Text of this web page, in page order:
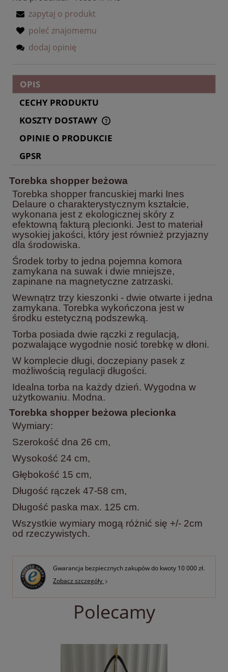
zapytaj o produkt
poleć znajomemu
dodaj opinię
OPIS
CECHY PRODUKTU
KOSZTY DOSTAWY
CENA NIE ZAWIERA EWENTUALNYCH KOSZTÓW
PŁATNOŚCI
OPINIE O PRODUKCIE
GPSR
Torebka shopper beżowa
Torebka shopper francuskiej marki Ines
Delaure o charakterystycznym kształcie,
wykonana jest z ekologicznej skóry z
efektowną fakturą plecionki. Jest to materiał
wysokiej jakości, który jest również przyjazny
dla środowiska.
Środek torby to jedna pojemna komora
zamykana na suwak i dwie mniejsze,
zapinane na magnetyczne zatrzaski.
Wewnątrz trzy kieszonki - dwie otwarte i jedna
zamykana. Torebka wykończona jest w
środku estetyczną podszewką.
Torba posiada dwie rączki z regulacją,
pozwalające wygodnie nosić torebkę w dłoni.
W komplecie długi, doczepiany pasek z
możliwością regulacji długości.
Idealna torba na każdy dzień. Wygodna w
użytkowaniu. Modna.
Torebka shopper beżowa plecionka
Wymiary:
Szerokość dna 26 cm,
Wysokość 24 cm,
Głębokość 15 cm,
Długość rączek 47-58 cm,
Długość paska max. 125 cm.
Wszystkie wymiary mogą różnić się +/- 2cm
od rzeczywistych.
Gwarancja bezpiecznych zakupów do kwoty 10 000 zł.
Zobacz szczegóły
Polecamy